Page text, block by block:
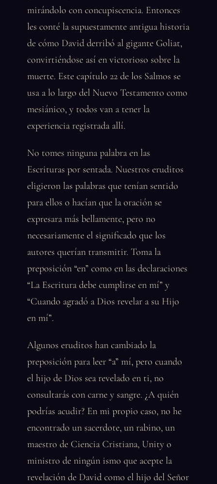
mirándolo con concupiscencia. Entonces
les conté la supuestamente antigua historia
de cómo David derribó al gigante Goliat,
convirtiéndose así en victorioso sobre la
muerte. Este capítulo 22 de los Salmos se
usa a lo largo del Nuevo Testamento como
mesiánico, y todos van a tener la
experiencia registrada allí.
No tomes ninguna palabra en las
Escrituras por sentada. Nuestros eruditos
eligieron las palabras que tenían sentido
para ellos o hacían que la oración se
expresara más bellamente, pero no
necesariamente el significado que los
autores querían transmitir. Toma la
preposición “en” como en las declaraciones
“La Escritura debe cumplirse en mí” y
“Cuando agradó a Dios revelar a su Hijo
en mí”.
Algunos eruditos han cambiado la
preposición para leer “a” mí, pero cuando
el hijo de Dios sea revelado en ti, no
consultarás con carne y sangre. ¿A quién
podrías acudir? En mi propio caso, no he
encontrado un sacerdote, un rabino, un
maestro de Ciencia Cristiana, Unity o
ministro de ningún ismo que acepte la
revelación de David como el hijo del Señor